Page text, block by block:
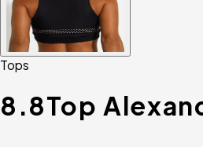
Tops
8.8Top